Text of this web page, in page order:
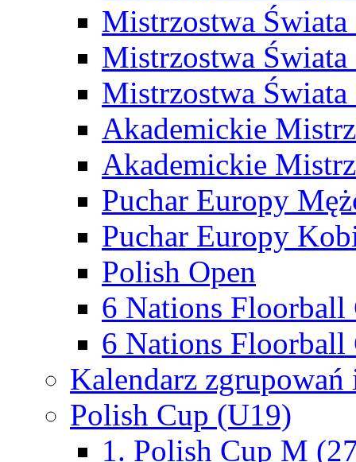
Mistrzostwa
Mistrzostwa
Mistrzostwa
Akademickie
Akademickie
Puchar Europy
Puchar Europy
Polish Open
6 Nations Floorball
6 Nations Floorball
Kalendarz
Polish Cup (U19)
1. Polish Cup M